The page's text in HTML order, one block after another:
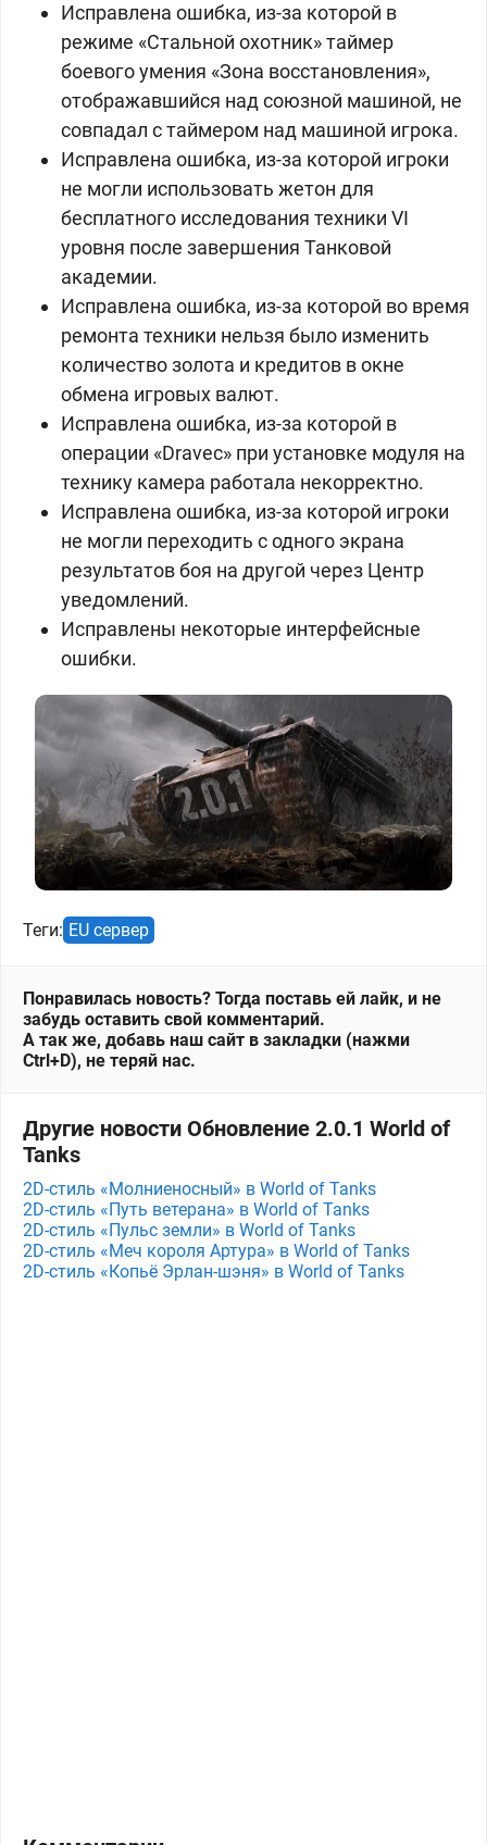
Исправлена ошибка, из-за которой в
режиме «Стальной охотник» таймер
боевого умения «Зона восстановления»,
отображавшийся над союзной машиной, не
совпадал с таймером над машиной игрока.
Исправлена ошибка, из-за которой игроки
не могли использовать жетон для
бесплатного исследования техники VI
уровня после завершения Танковой
академии.
Исправлена ошибка, из-за которой во время
ремонта техники нельзя было изменить
количество золота и кредитов в окне
обмена игровых валют.
Исправлена ошибка, из-за которой в
операции «Dravec» при установке модуля на
технику камера работала некорректно.
Исправлена ошибка, из-за которой игроки
не могли переходить с одного экрана
результатов боя на другой через Центр
уведомлений.
Исправлены некоторые интерфейсные
ошибки.
Теги: EU сервер
Понравилась новость? Тогда поставь ей лайк, и не
забудь оставить свой комментарий.
А так же, добавь наш сайт в закладки (нажми
Ctrl+D), не теряй нас.
Другие новости Обновление 2.0.1 World of
Tanks
2D-стиль «Молниеносный» в World of Tanks
2D-стиль «Путь ветерана» в World of Tanks
2D-стиль «Пульс земли» в World of Tanks
2D-стиль «Меч короля Артура» в World of Tanks
2D-стиль «Копьё Эрлан-шэня» в World of Tanks